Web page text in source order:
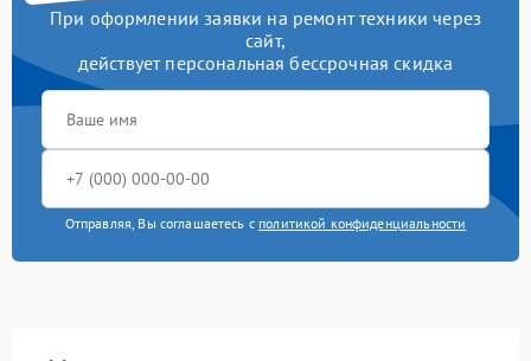
При оформлении заявки на ремонт техники через
сайт,
действует персональная бессрочная скидка
Отправляя, Вы соглашаетесь с политикой конфиденциальности